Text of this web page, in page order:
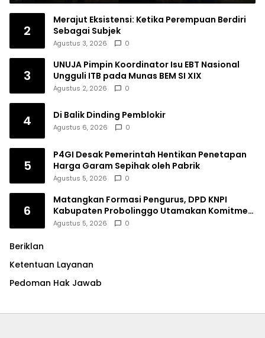
2
Merajut Eksistensi: Ketika Perempuan Berdiri
Sebagai Subjek
Agustus 3, 2026 0
3
UNUJA Pimpin Koordinator Isu EBT Nasional
Ungguli ITB pada Munas BEM SI XIX
Agustus 2, 2026 0
4 Di Balik Dinding Pemblokir
Agustus 6, 2026 0
5
P4GI Desak Pemerintah Hentikan Penetapan
Harga Garam Sepihak oleh Pabrik
Agustus 5, 2026 0
6
Matangkan Formasi Pengurus, DPD KNPI
Kabupaten Probolinggo Utamakan Komitmen
dan Kinerja
Agustus 5, 2026 0
Beriklan
Ketentuan Layanan
Pedoman Hak Jawab